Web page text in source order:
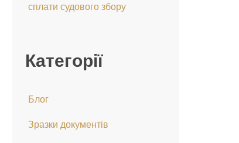
сплати судового збору
Категорії
Блог
Зразки документів